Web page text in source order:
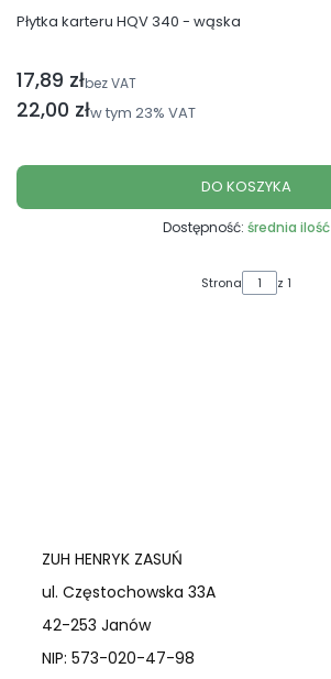
Płytka karteru HQV 340 - wąska
Cena brutto
22,00 złw tym 23% VAT
Cena netto
17,89 złbez VAT
DO KOSZYKA
Dostępność: średnia ilość
Strona z 1
ZUH HENRYK ZASUŃ
ul. Częstochowska 33A
42-253 Janów
NIP: 573-020-47-98